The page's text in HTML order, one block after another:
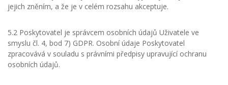
jejich zněním, a že je v celém rozsahu akceptuje.
5.2 Poskytovatel je správcem osobních údajů Uživatele ve
smyslu čl. 4, bod 7) GDPR. Osobní údaje Poskytovatel
zpracovává v souladu s právními předpisy upravující ochranu
osobních údajů.